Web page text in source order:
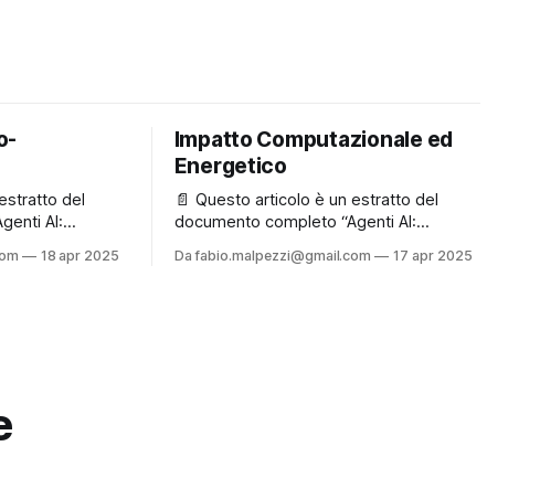
del
AI:
che puoi
18 apr 2025
Impatto Computazionale ed
Energetico
📄 Questo articolo è un estratto del
documento completo “Agenti AI:
Futuro Inclusivo e Sostenibile”, che puoi
Da fabio.malpezzi@gmail.com 17 apr 2025